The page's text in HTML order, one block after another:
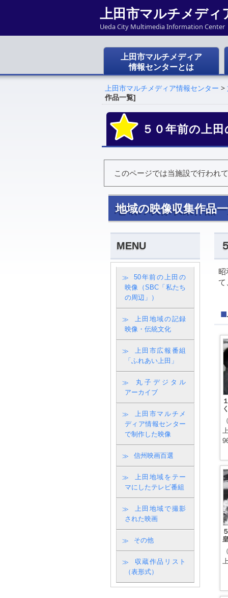
上田市マルチメディ
Ueda City Multimedia Information Center
上田市マルチメディア
情報センターとは
上田市マルチメディア情報センター >
作品一覧]
５０年前の上
このページでは当施設で行われ
地域の映像収集作品
て
MENU
50年前の上田の
映像（SBC「私たち
の周辺」）
上田地域の記録
映像・伝統文化
上田市広報番組
「ふれあい上田」
丸子デジタル
アーカイブ
上田市マルチメ
ディア情報センター
で制作した映像
信州映画百選
上田地域をテー
マにしたテレビ番組
上田地域で撮影
された映画
その他
収蔵作品リスト
（表形式）